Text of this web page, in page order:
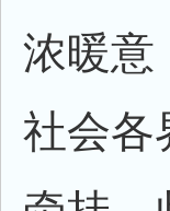
浓暖意
社会各